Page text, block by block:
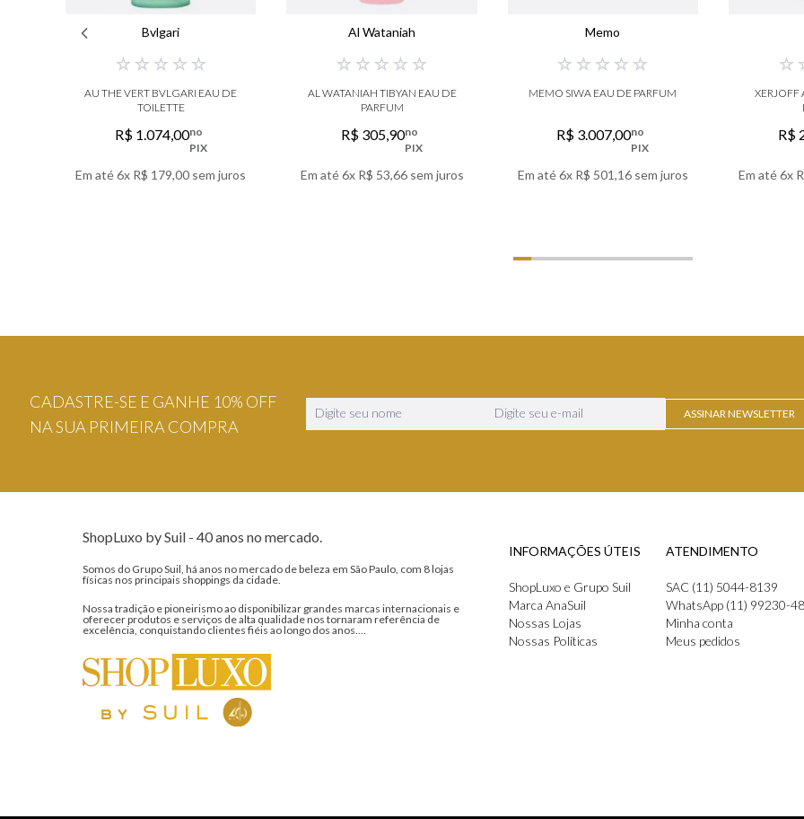
Bvlgari
☆ ☆ ☆ ☆ ☆
AU THE VERT BVLGARI EAU DE
TOILETTE
R$ 1.074,00no
PIX
Em até6x R$ 179,00 sem juros
Al Wataniah
☆ ☆ ☆ ☆ ☆
AL WATANIAH TIBYAN EAU DE
PARFUM
R$ 305,90no
PIX
Em até6x R$ 53,66sem juros
Memo
☆ ☆ ☆ ☆ ☆
MEMO SIWA EAU DE PARFUM
R$ 3.007,00no
PIX
Em até6x R$ 501,16sem juros
☆
XERJOFF
R$
Em até6x
CADASTRE-SE E GANHE 10% OFF
NA SUA PRIMEIRA COMPRA
ASSINAR NEWSLETTER
ShopLuxo by Suil - 40 anos no mercado.
Somos do Grupo Suil, há anos no mercado de beleza em São Paulo, com 8 lojas
físicas nos principais shoppings da cidade.
Nossa tradição e pioneirismo ao disponibilizar grandes marcas internacionais e
oferecer produtos e serviços de alta qualidade nos tornaram referência de
excelência, conquistando clientes fiéis ao longo dos anos....
INFORMAÇÕES ÚTEIS
ShopLuxo e Grupo Suil
Marca AnaSuil
Nossas Lojas
Nossas Políticas
ATENDIMENTO
SAC (11) 5044-8139
WhatsApp (11) 99230-
Minha conta
Meus pedidos